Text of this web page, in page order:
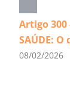
Artigo 300
SAÚDE:
08/02/2026